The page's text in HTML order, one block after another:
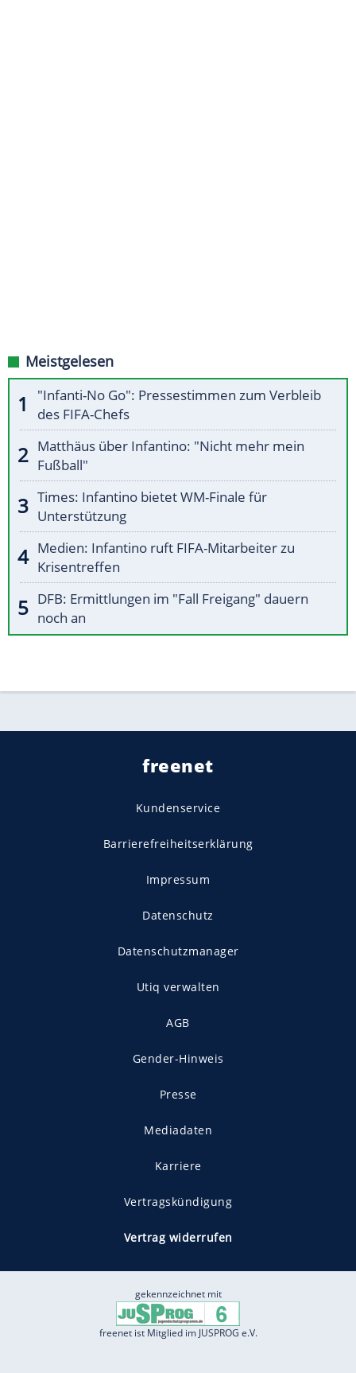
Meistgelesen
"Infanti-No Go": Pressestimmen zum Verbleib
des FIFA-Chefs
Matthäus über Infantino: "Nicht mehr mein
Fußball"
Times: Infantino bietet WM-Finale für
Unterstützung
Medien: Infantino ruft FIFA-Mitarbeiter zu
Krisentreffen
DFB: Ermittlungen im "Fall Freigang" dauern
noch an
freenet
Kundenservice
Barrierefreiheitserklärung
Impressum
Datenschutz
Datenschutzmanager
Utiq verwalten
AGB
Gender-Hinweis
Presse
Mediadaten
Karriere
Vertragskündigung
Vertrag widerrufen
gekennzeichnet mit
freenet ist Mitglied im JUSPROG e.V.